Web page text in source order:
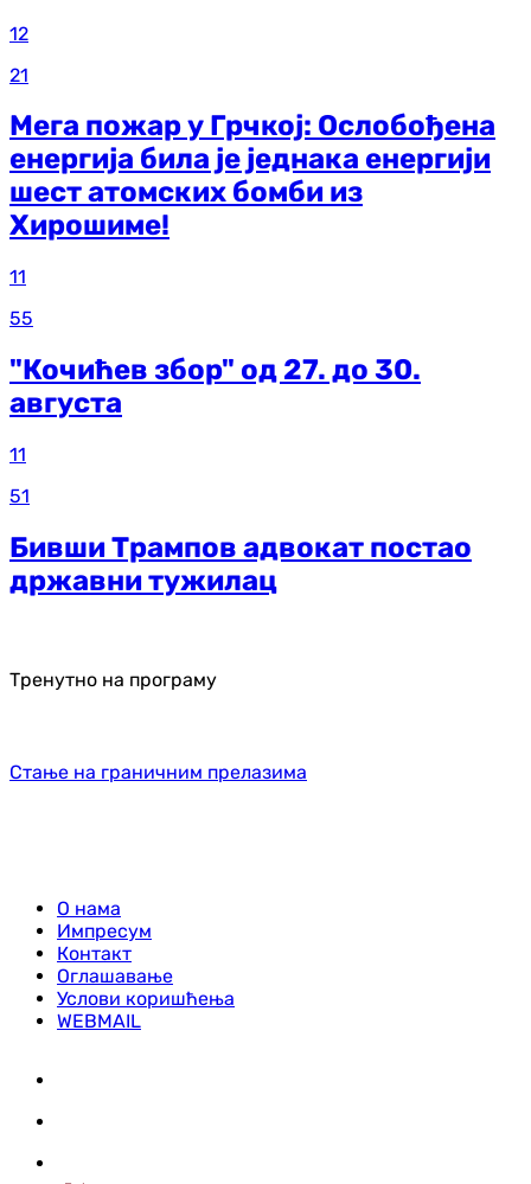
12
21
Мега пожар у Грчкој: Ослобођена
енергија била је једнака енергији
шест атомских бомби из
Хирошиме!
11
55
"Кочићев збор" од 27. до 30.
августа
11
51
Бивши Трампов адвокат постао
државни тужилац
Тренутно на програму
Стање на граничним прелазима
О нама
Импресум
Контакт
Оглашавање
Услови коришћења
WEBMAIL